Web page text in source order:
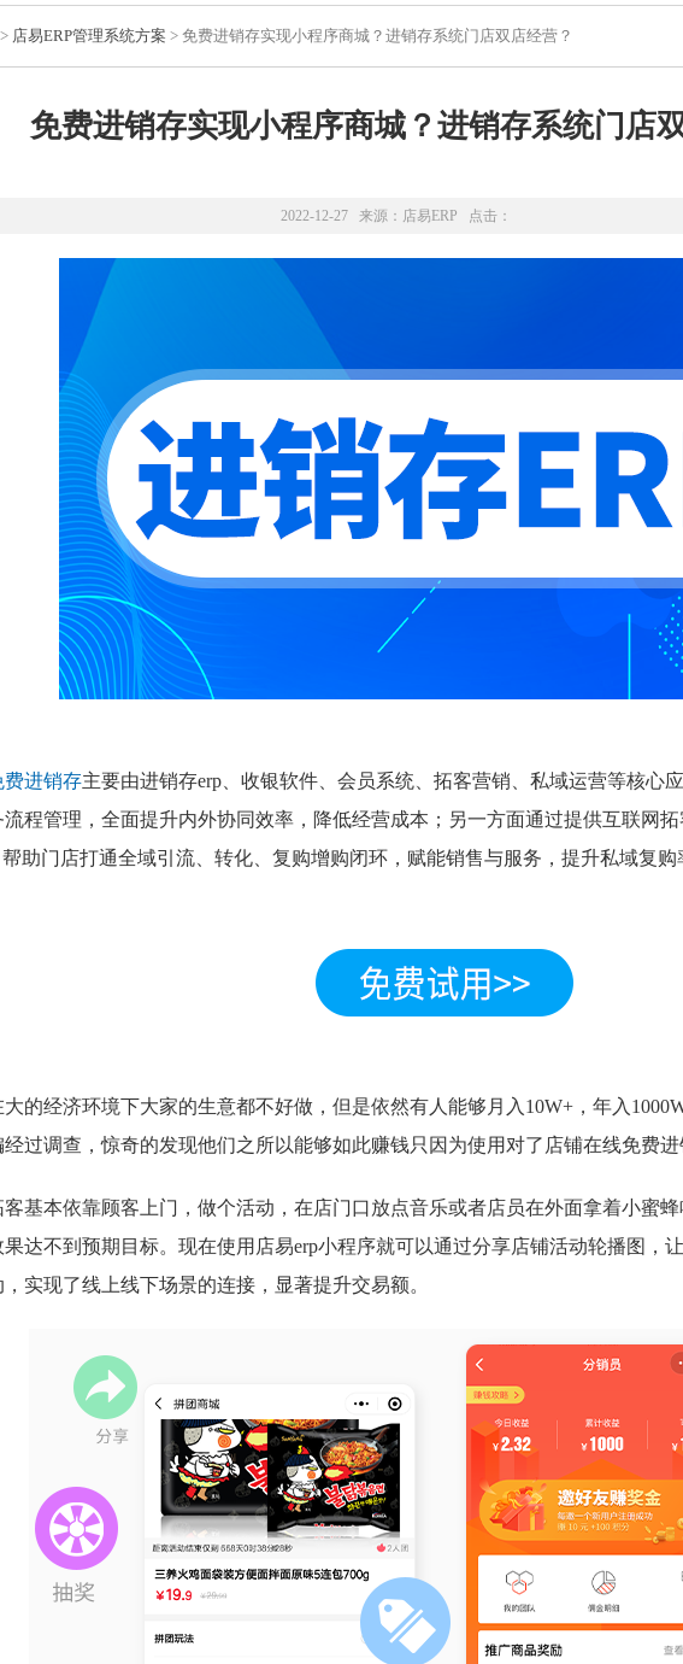
店易ERP管理系统方案 > 免费进销存实现小程序商城？进销存系统门店双店经营？
免费进销存实现小程序商城？进销存系统门店
2022-12-27 来源： 店易ERP 点击：
费进销存主要由进销存erp、收银软件、会员系统、拓客营销、私域运营等核心
程管理，全面提升内外协同效率，降低经营成本；另一方面通过提供互联网
帮助门店打通全域引流、转化、复购增购闭环，赋能销售与服务，提升私域复
大的经济环境下大家的生意都不好做，但是依然有人能够月入10W+，年入
过调查，惊奇的发现他们之所以能够如此赚钱只因为使用对了店铺在线免费进
客基本依靠顾客上门，做个活动，在店门口放点音乐或者店员在外面拿着小蜜
达不到预期目标。现在使用店易erp小程序就可以通过分享店铺活动轮播图，
实现了线上线下场景的连接，显著提升交易额。